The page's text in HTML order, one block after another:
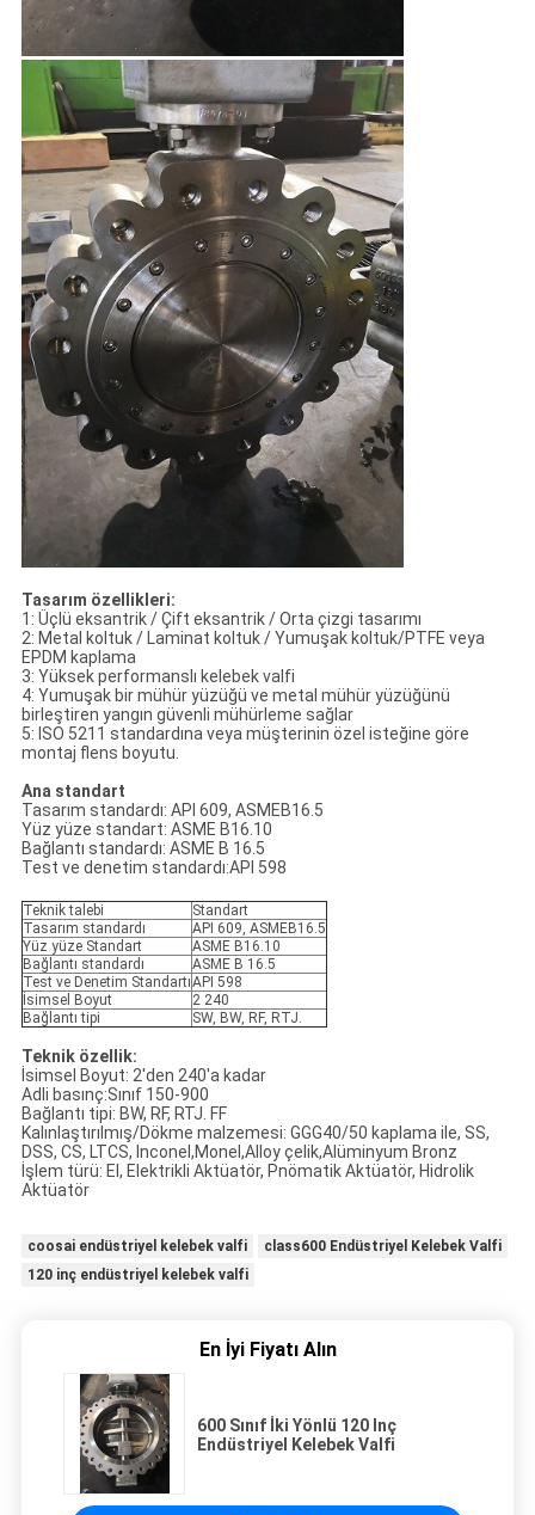
Tasarım özellikleri:
1: Üçlü eksantrik / Çift eksantrik / Orta çizgi tasarımı
2: Metal koltuk / Laminat koltuk / Yumuşak koltuk/PTFE veya
EPDM kaplama
3: Yüksek performanslı kelebek valfi
4: Yumuşak bir mühür yüzüğü ve metal mühür yüzüğünü
birleştiren yangın güvenli mühürleme sağlar
5: ISO 5211 standardına veya müşterinin özel isteğine göre
montaj flens boyutu.
Ana standart
Tasarım standardı: API 609, ASMEB16.5
Yüz yüze standart: ASME B16.10
Bağlantı standardı: ASME B 16.5
Test ve denetim standardı:API 598
Teknik talebi
Standart
Tasarım standardı
API 609, ASMEB16.5
Yüz yüze Standart
ASME B16.10
Bağlantı standardı
ASME B 16.5
Test ve Denetim StandartıAPI 598
İsimsel Boyut
2­ 240­
Bağlantı tipi
SW, BW, RF, RTJ.
Teknik özellik:
İsimsel Boyut: 2'den 240'a kadar
Adli basınç:Sınıf 150-900
Bağlantı tipi: BW, RF, RTJ. FF
Kalınlaştırılmış/Dökme malzemesi: GGG40/50 kaplama ile, SS,
DSS, CS, LTCS, Inconel,Monel,Alloy çelik,Alüminyum Bronz
İşlem türü: El, Elektrikli Aktüatör, Pnömatik Aktüatör, Hidrolik
Aktüatör
coosai endüstriyel kelebek valfi
class600 Endüstriyel Kelebek Valfi
120 inç endüstriyel kelebek valfi
En İyi Fiyatı Alın
600 Sınıf İki Yönlü 120 Inç
Endüstriyel Kelebek Valfi